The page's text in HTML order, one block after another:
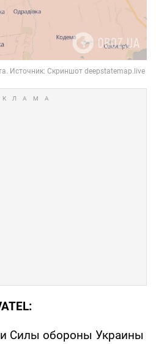
Силы обороны Украины